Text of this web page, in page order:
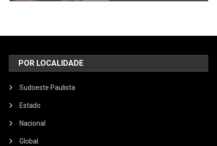
POR LOCALIDADE
Sudoeste Paulista
Estado
Nacional
Global